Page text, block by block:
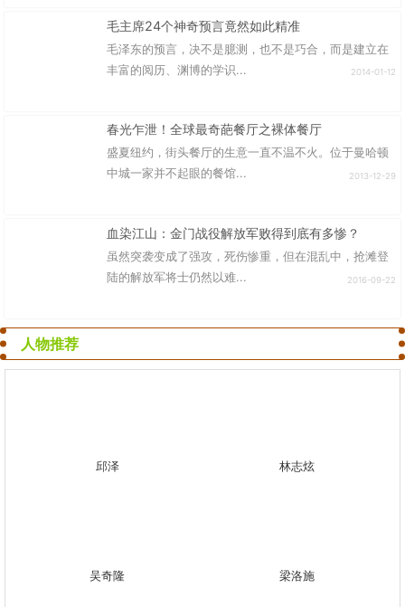
毛主席24个神奇预言竟然如此精准
毛泽东的预言，决不是臆测，也不是巧合，而是建立在
丰富的阅历、渊博的学识...
2014-01-12
春光乍泄！全球最奇葩餐厅之裸体餐厅
盛夏纽约，街头餐厅的生意一直不温不火。位于曼哈顿
中城一家并不起眼的餐馆...
2013-12-29
血染江山：金门战役解放军败得到底有多惨？
虽然突袭变成了强攻，死伤惨重，但在混乱中，抢滩登
陆的解放军将士仍然以难...
2016-09-22
人物推荐
邱泽 林志炫
吴奇隆 梁洛施